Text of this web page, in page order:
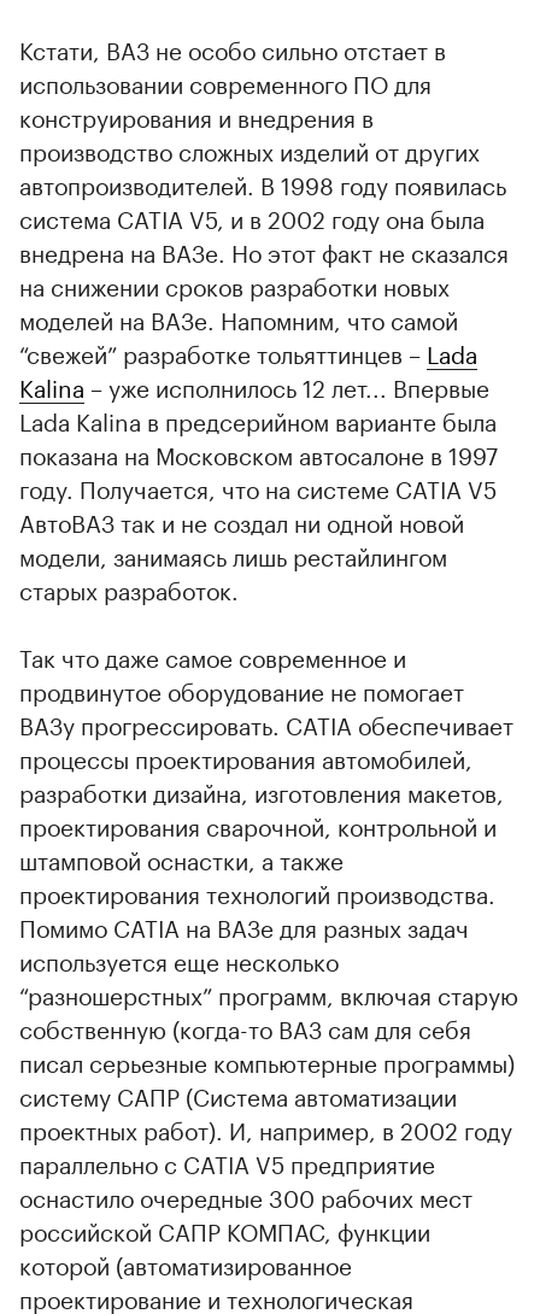
Кстати, ВАЗ не особо сильно отстает в
использовании современного ПО для
конструирования и внедрения в
производство сложных изделий от других
автопроизводителей. В 1998 году появилась
система CATIA V5, и в 2002 году она была
внедрена на ВАЗе. Но этот факт не сказался
на снижении сроков разработки новых
моделей на ВАЗе. Напомним, что самой
“свежей” разработке тольяттинцев – Lada
Kalina – уже исполнилось 12 лет... Впервые
Lada Kalina в предсерийном варианте была
показана на Московском автосалоне в 1997
году. Получается, что на системе CATIA V5
АвтоВАЗ так и не создал ни одной новой
модели, занимаясь лишь рестайлингом
старых разработок.
Так что даже самое современное и
продвинутое оборудование не помогает
ВАЗу прогрессировать. CATIA обеспечивает
процессы проектирования автомобилей,
разработки дизайна, изготовления макетов,
проектирования сварочной, контрольной и
штамповой оснастки, а также
проектирования технологий производства.
Помимо CATIA на ВАЗе для разных задач
используется еще несколько
“разношерстных” программ, включая старую
собственную (когда-то ВАЗ сам для себя
писал серьезные компьютерные программы)
систему САПР (Система автоматизации
проектных работ). И, например, в 2002 году
параллельно с CATIA V5 предприятие
оснастило очередные 300 рабочих мест
российской САПР КОМПАС, функции
которой (автоматизированное
проектирование и технологическая